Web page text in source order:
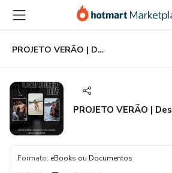
para
conteúdo
principal
para
pagamento
para
rodapé
PROJETO VERÃO | Desafio de 60 dias
PROJETO VERÃO |
Formato: eBooks ou Documentos